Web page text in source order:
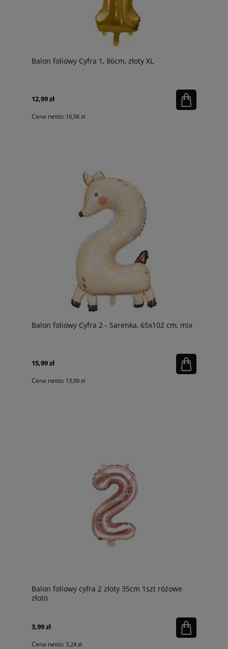
Balon foliowy Cyfra 1, 86cm, złoty XL
12,99 zł
Cena netto: 10,56 zł
Balon foliowy Cyfra 2 - Sarenka, 65x102 cm, mix
15,99 zł
Cena netto: 13,00 zł
Balon foliowy cyfra 2 złoty 35cm 1szt różowe
złoto
3,99 zł
Cena netto: 3,24 zł